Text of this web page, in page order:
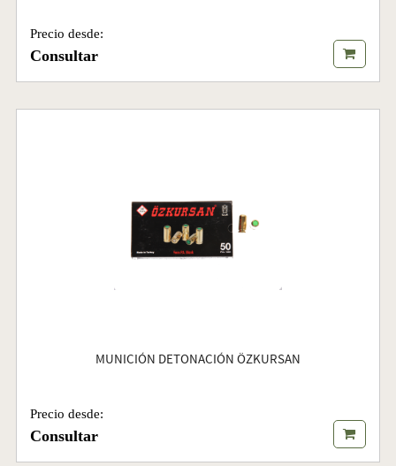
Precio desde:
Consultar
MUNICIÓN DETONACIÓN ÖZKURSAN
Precio desde:
Consultar